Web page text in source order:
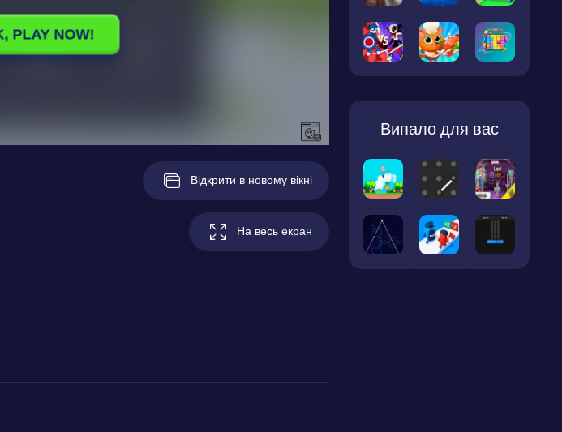
Відкрити в новому вікні
На весь екран
Випало для вас